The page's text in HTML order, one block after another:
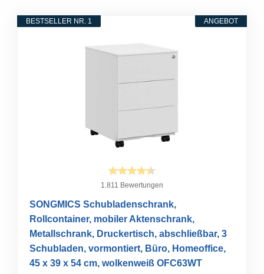
ANGEBOT
BESTSELLER NR. 1
1.811 Bewertungen
SONGMICS Schubladenschrank,
Rollcontainer, mobiler Aktenschrank,
Metallschrank, Druckertisch, abschließbar, 3
Schubladen, vormontiert, Büro, Homeoffice,
45 x 39 x 54 cm, wolkenweiß OFC63WT